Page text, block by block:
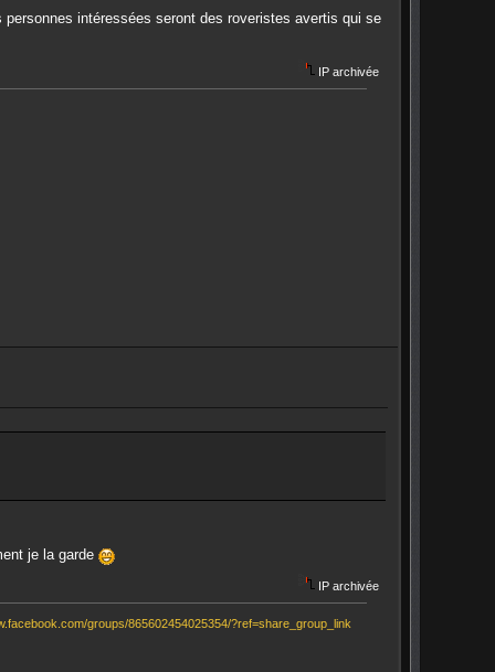
intéressées seront des roveristes avertis qui se
IP archivée
je la garde
IP archivée
groups/865602454025354/?ref=share_group_link